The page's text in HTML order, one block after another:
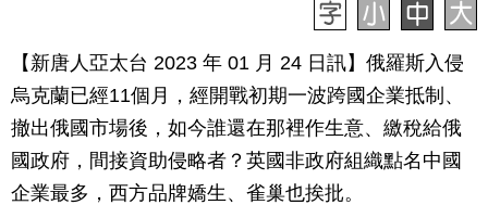
【新唐人亞太台 2023 年 01 月 24 日訊】俄羅斯入侵
烏克蘭已經11個月，經開戰初期一波跨國企業抵制、
撤出俄國市場後，如今誰還在那裡作生意、繳稅給俄
國政府，間接資助侵略者？英國非政府組織點名中國
企業最多，西方品牌嬌生、雀巢也挨批。